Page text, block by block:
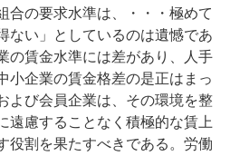
合の要求水準は、・・・極めて
ない」としているのは遺憾であ
の賃金水準には差があり、人手
小企業の賃金格差の是正はまっ
よび会員企業は、その環境を整
遠慮することなく積極的な賃上
役割を果たすべきである。労働